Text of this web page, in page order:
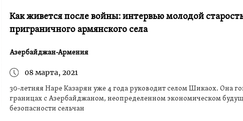
Как живется после войны: интервью молодой
приграничного армянского села
Азербайджан-Армения
08 марта, 2021
30-летняя Наре Казарян уже 4 года руководит селом Шикаох. Она
границах с Азербайджаном, неопределенном экономическом
безопасности сельчан